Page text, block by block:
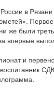
в
же были
впервые
и